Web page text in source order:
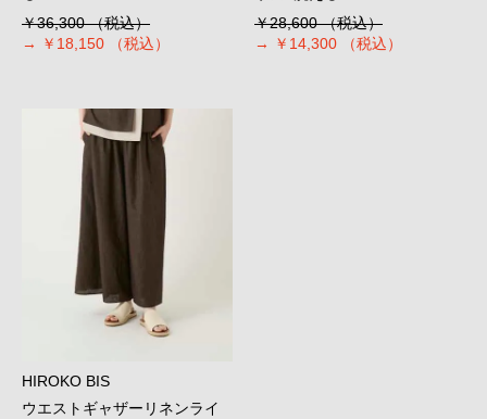
￥36,300（税込）
→
￥18,150 （税込）
￥28,600（税込）
→
￥14,300 （税込）
HIROKO BIS
ウエストギャザーリネンライ